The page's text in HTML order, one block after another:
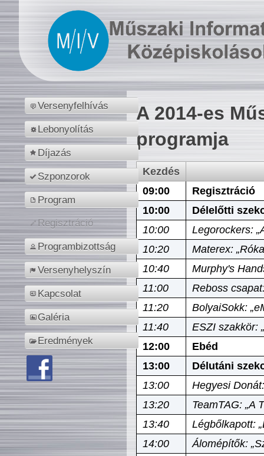
Versenyfelhívás
Lebonyolítás
Díjazás
Szponzorok
Program
Regisztráció
Programbizottság
Versenyhelyszín
Kapcsolat
Galéria
Eredmények
A 2014-es
programja
Kezdés
09:00
Regisztráció
10:00
Délelőtti
10:00
Legorockers:
10:20
Materex:
10:40
Murphy's
11:00
Reboss
11:20
BolyaiSokk:
11:40
ESZI szakkör:
12:00
Ebéd
13:00
Délutáni
13:00
Hegyesi
13:20
TeamTAG: „A
13:40
Légbőlkapott:
14:00
Álomépítők: